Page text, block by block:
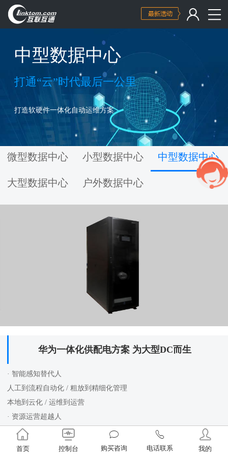
中型数据中心
打通“云”时代最后一公里
打造软硬件一体化自动运维方案
微型数据中心 小型数据中心 中型数据中心
大型数据中心 户外数据中心
华为一体化供配电方案 为大型DC而生
· 智能感知替代人
人工到流程自动化 / 粗放到精细化管理
本地到云化 / 运维到运营
· 资源运营超越人
哑设备到智能设备 / 有线连接到无线互联
首页 控制台 购买咨询 电话联系 我的